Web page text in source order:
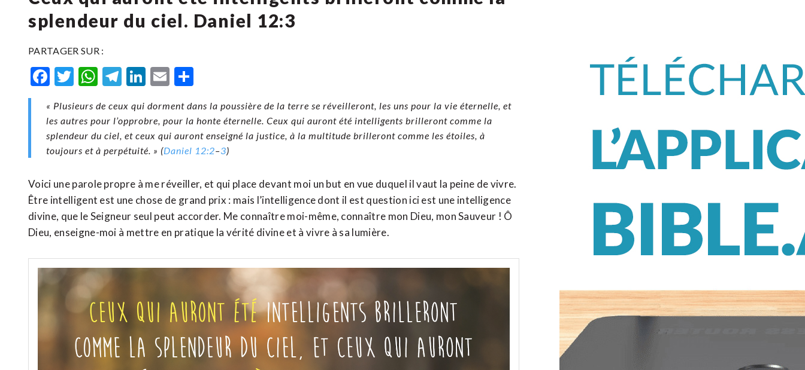
splendeur du ciel. Daniel 12:3
PARTAGER SUR :
Facebook
Twitter
WhatsApp
Telegram
LinkedIn
Email
« Plusieurs de ceux qui dorment dans la poussière de la terre se réveilleront, les uns pour la vie éternelle, et
les autres pour l’opprobre, pour la honte éternelle. Ceux qui auront été intelligents brilleront comme la
splendeur du ciel, et ceux qui auront enseigné la justice, à la multitude brilleront comme les étoiles, à
toujours et à perpétuité. » (Daniel 12:2–3)
Voici une parole propre à me réveiller, et qui place devant moi un but en vue duquel il vaut la peine de vivre.
Être intelligent est une chose de grand prix : mais l’intelligence dont il est question ici est une intelligence
divine, que le Seigneur seul peut accorder. Me connaître moi-même, connaître mon Dieu, mon Sauveur ! Ô
Dieu, enseigne-moi à mettre en pratique la vérité divine et à vivre à sa lumière.